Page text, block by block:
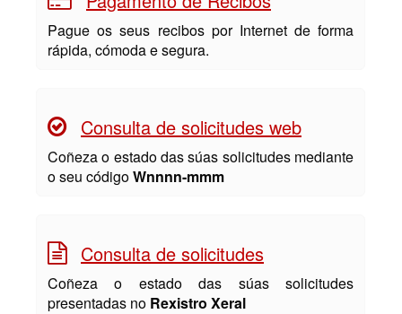
Pague os seus recibos por Internet de forma
rápida, cómoda e segura.
Consulta de solicitudes web
Coñeza o estado das súas solicitudes mediante
o seu códigoWnnnn-mmm
Consulta de solicitudes
Coñeza o estado das súas solicitudes
presentadas no Rexistro Xeral